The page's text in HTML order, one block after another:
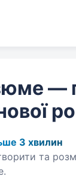
—
3 хвилин
та